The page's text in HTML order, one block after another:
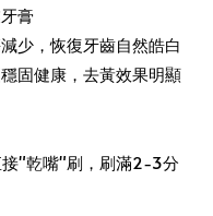
膏
少，恢復牙齒自然皓白
固健康，去黃效果明顯
接"乾嘴"刷，刷滿2-3分